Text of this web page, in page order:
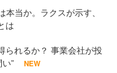
本当か。ラクスが示す、
は
られるか？ 事業会社が投
”
NEW